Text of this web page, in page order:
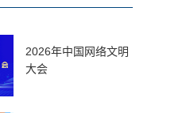
2026年中国网络文明
大会